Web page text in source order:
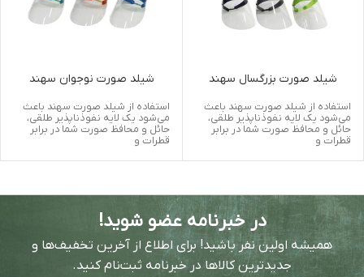
شیلد صورت بزرگسال سهند
استفاده از شیلد صورت سهند باعث
می‌شود یک لایه نفوذناپذیر طلقی،
حائل و محافظ صورت شما در برابر
قطرات و
شیلد صورت نوجوان سهند
استفاده از شیلد صورت سهند باعث
می‌شود یک لایه نفوذناپذیر طلقی،
حائل و محافظ صورت شما در برابر
قطرات و
در خبرنامه عضو شوید!
همیشه اولین نفر باشید! برای اطلاع از آخرین تخفیف‌ها و
جدیدترین کالاها در خبرنامه ثبت‌نام کنید.